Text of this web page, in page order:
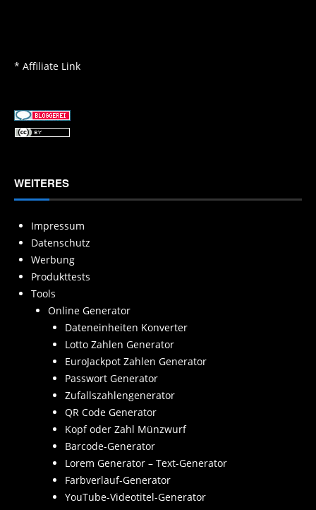
* Affiliate Link
WEITERES
Impressum
Datenschutz
Werbung
Produkttests
Tools
Online Generator
Dateneinheiten Konverter
Lotto Zahlen Generator
EuroJackpot Zahlen Generator
Passwort Generator
Zufallszahlengenerator
QR Code Generator
Kopf oder Zahl Münzwurf
Barcode-Generator
Lorem Generator – Text-Generator
Farbverlauf-Generator
YouTube-Videotitel-Generator